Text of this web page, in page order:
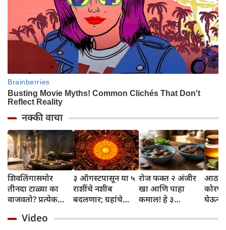
नक्की वाचा
शिवलिंगासमोर
तीनदा टाळ्या का
वाजवतो? प्रत्येक
जाणून घ्या
३ ऑगस्टपासून या ५
राशींचे नशीब
बदलणार; ग्रहांचे
संपतील आणि शुभ
रोज फक्त २ अंजीर
खा आणि पाहा
कमाल! हे ३
तुम्हाला ठाऊक
घेऊन
Video